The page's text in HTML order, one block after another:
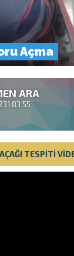
Açma
ARA
83 55
TESPITI